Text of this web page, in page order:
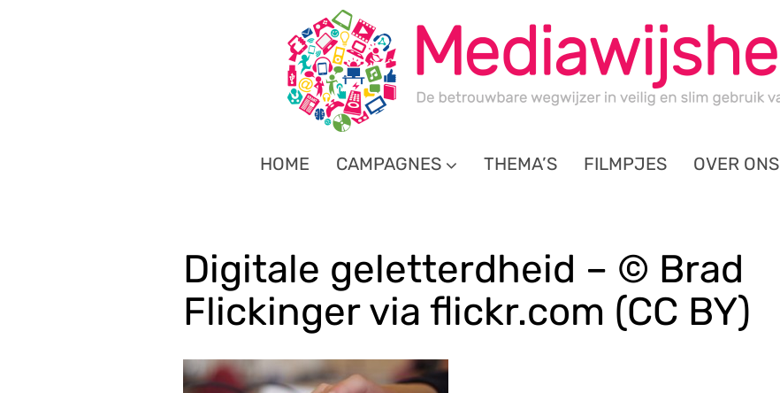
HOME CAMPAGNES THEMA’S FILMPJES OVER ONS
Digitale geletterdheid – © Brad
Flickinger via flickr.com (CC BY)